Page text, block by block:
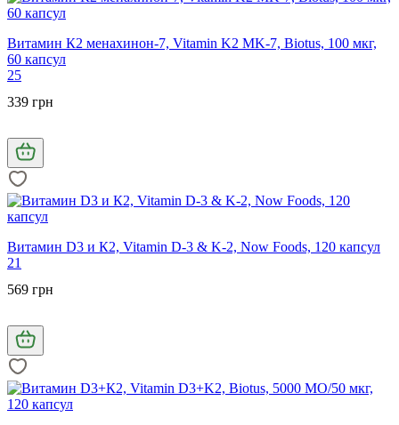
Витамин К2 менахинон-7, Vitamin K2 MK-7, Biotus, 100 мкг,
60 капсул
25
339 грн
Витамин D3 и К2, Vitamin D-3 & K-2, Now Foods, 120 капсул
21
569 грн